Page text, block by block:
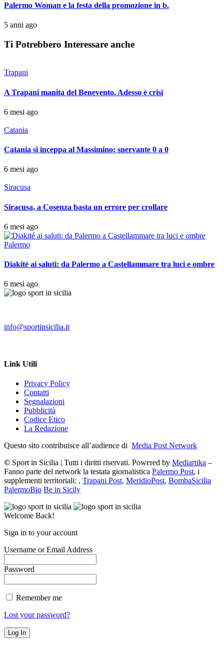
Palermo Woman e la festa della promozione in b.
5 anni ago
Ti Potrebbero Interessare anche
Trapani
A Trapani manita del Benevento. Adesso è crisi
6 mesi ago
Catania
Catania si inceppa al Massimino: snervante 0 a 0
6 mesi ago
Siracusa
Siracusa, a Cosenza basta un errore per crollare
6 mesi ago
Palermo
Diakité ai saluti: da Palermo a Castellammare tra luci e ombre
6 mesi ago
info@sportinsicilia.it
Link Utili
Privacy Policy
Contatti
Segnalazioni
Pubblicità
Codice Etico
La Redazione
Questo sito contribuisce all’audience di Media Post Network
© Sport in Sicilia | Tutti i diritti riservati. Powered by Mediartika –
Fanno parte del network la testata giornalistica Palermo Post, i
supplementi territoriali: , Trapani Post, MeridioPost, BombaSicilia
PalermoBio Be in Sicily
Welcome Back!
Sign in to your account
Username or Email Address
Password
Remember me
Lost your password?